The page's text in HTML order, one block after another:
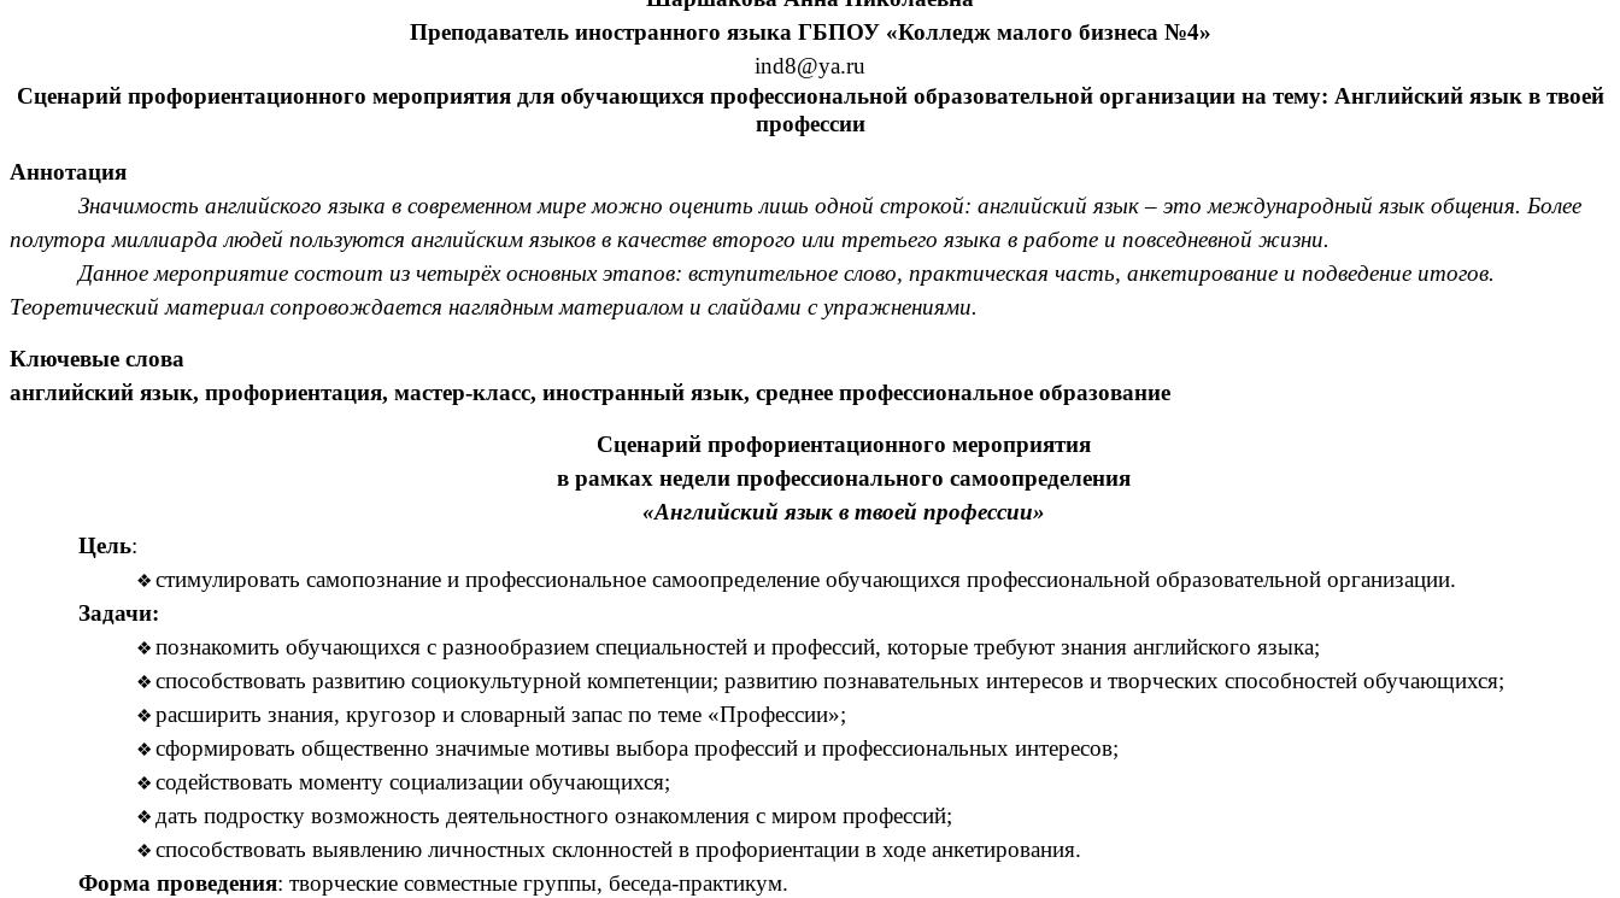
Преподаватель иностранного языка ГБПОУ «Колледж малого бизнеса №4»
ind8@ya.ru
Сценарий профориентационного мероприятия для обучающихся профессиональной образовательной организации на тему: Английский язык в твоей
профессии
Аннотация
Значимость английского языка в современном мире можно оценить лишь одной строкой: английский язык – это международный язык общения. Более
полутора миллиарда людей пользуются английским языков в качестве второго или третьего языка в работе и повседневной жизни.
Данное мероприятие состоит из четырёх основных этапов: вступительное слово, практическая часть, анкетирование и подведение итогов.
Теоретический материал сопровождается наглядным материалом и слайдами с упражнениями.
Ключевые слова
английский язык, профориентация, мастер-класс, иностранный язык, среднее профессиональное образование
Сценарийпрофориентационного мероприятия
в рамках недели профессионального самоопределения
«Английский язык в твоей профессии»
Цель:
стимулировать самопознание и профессиональное самоопределение обучающихся профессиональной образовательной организации.
Задачи:
познакомить обучающихся с разнообразием специальностей и профессий, которые требуют знания английского языка;
способствовать развитию социокультурной компетенции; развитию познавательных интересов и творческих способностей обучающихся;
расширить знания, кругозор и словарный запас по теме «Профессии»;
сформировать общественно значимые мотивы выбора профессий и профессиональных интересов;
содействовать моменту социализации обучающихся;
дать подростку возможность деятельностного ознакомления с миром профессий;
способствовать выявлению личностных склонностей в профориентации в ходе анкетирования.
Форма проведения: творческие совместные группы, беседа-практикум.